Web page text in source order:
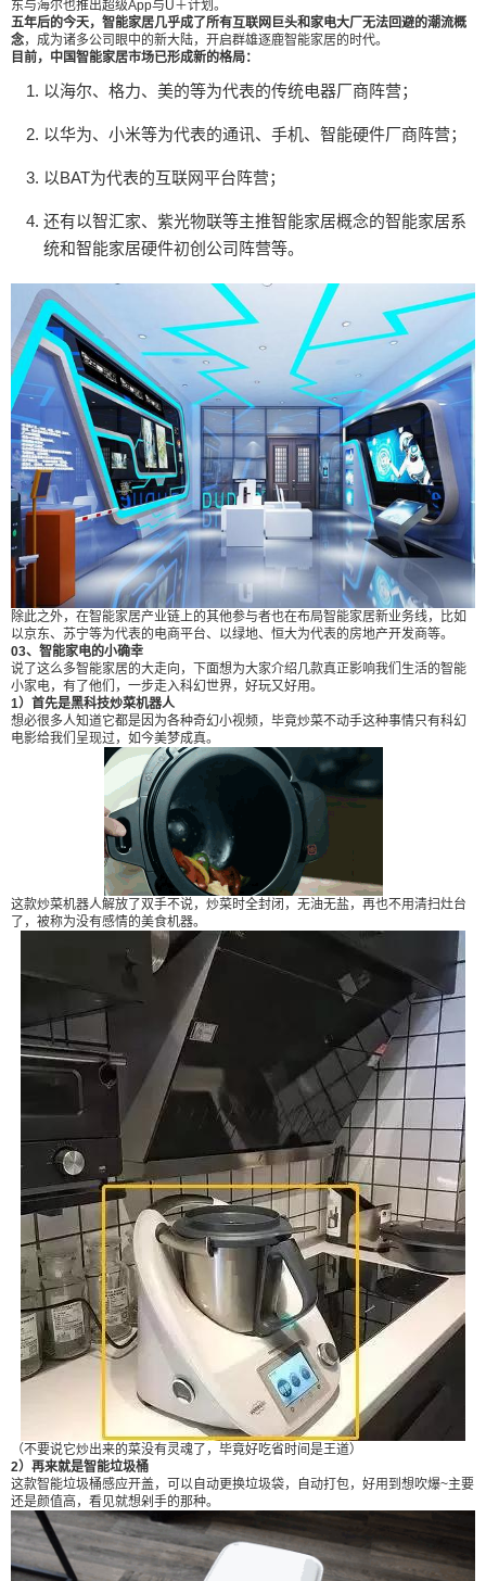
东与海尔也推出超级App与U＋计划。
五年后的今天，智能家居几乎成了所有互联网巨头和家电大厂无法回避的潮流概
念，成为诸多公司眼中的新大陆，开启群雄逐鹿智能家居的时代。
目前，中国智能家居市场已形成新的格局：
以海尔、格力、美的等为代表的传统电器厂商阵营；
以华为、小米等为代表的通讯、手机、智能硬件厂商阵营；
以BAT为代表的互联网平台阵营；
还有以智汇家、紫光物联等主推智能家居概念的智能家居系
统和智能家居硬件初创公司阵营等。
除此之外，在智能家居产业链上的其他参与者也在布局智能家居新业务线，比如
以京东、苏宁等为代表的电商平台、以绿地、恒大为代表的房地产开发商等。
03、智能家电的小确幸
说了这么多智能家居的大走向，下面想为大家介绍几款真正影响我们生活的智能
小家电，有了他们，一步走入科幻世界，好玩又好用。
1）首先是黑科技炒菜机器人
想必很多人知道它都是因为各种奇幻小视频，毕竟炒菜不动手这种事情只有科幻
电影给我们呈现过，如今美梦成真。
这款炒菜机器人解放了双手不说，炒菜时全封闭，无油无盐，再也不用清扫灶台
了，被称为没有感情的美食机器。
（不要说它炒出来的菜没有灵魂了，毕竟好吃省时间是王道）
2）再来就是智能垃圾桶
这款智能垃圾桶感应开盖，可以自动更换垃圾袋，自动打包，好用到想吹爆~主要
还是颜值高，看见就想剁手的那种。
居硬件初创公司阵营等。 除此之外，在智能家居产
业链上的其他参与者也在布局智能家居新业务线，
比如以京东、苏宁等为代表的电商平台、以绿地、
确幸 说了这么多智能家居的大走向，下面想为大家
介绍几款真正影响我们生活的智能小家电，有了他
们，一步走入科幻世界，好玩又好用。 1）首先是
黑科技炒菜机器人 想必很多人知道它都是因为各种
奇幻小视频，毕竟炒菜不动手这种事情只有科幻电
解放了双手不说，炒菜时全封闭，无油无盐，再也
不用清扫灶台了，被称为没有感情的美食机器。
（不要说它炒出来的菜没有灵魂了，毕竟好吃省时
间是王道） 2）再来就是智能垃圾桶 这款智能垃圾
桶感应开盖，可以自动更换垃圾袋，自动打包，好
用到想吹爆~主要还是颜值高，看见就想剁手的那
种。 3.款智能防雾灯带浴镜 这一款智能家居可以算
是女性福利，洗漱间和外面易产生温差，最快遭殃
的就是镜子。 这款智能防雾灯带浴镜可迅速去除洗
过澡后依附在镜面上的雾气，让你的美时时刻刻完
美呈现。 4.还想说一说智能空调 空调被怕热族说成
是最伟大的发明，但是找不到遥控器的时候真的会
崩溃，基于这一需求，能听懂你说话的智能语音空
调出炉了。 只要对着空调说一声小空，请开到冷气
23度，空调就会立马开到23度，可谓是居家必备之
良器，受到不少年轻人的喜爱。 每一个智能家电的
存在都是服务于更好更简单的生活，由此看来，“懒”
才是第一创造力呀！ （来源： 小智说家装 ） 0 收
给Nancy打赏
2 元 5 元 10 元
20 元 自定义